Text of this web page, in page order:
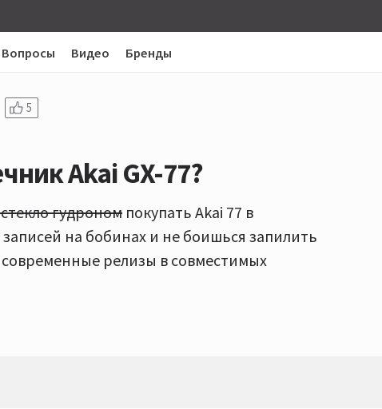
Вопросы Видео Бренды
5
Akai GX-77?
гудроном покупать Akai 77 в
на бобинах и не боишься запилить
релизы в совместимых